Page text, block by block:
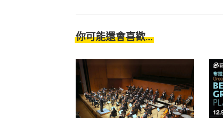
你可能還會喜歡...